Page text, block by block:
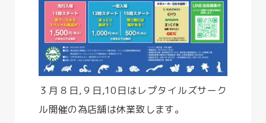
３月８日,９日,10日はレプタイルズサーク
ル開催の為店舗は休業致します。